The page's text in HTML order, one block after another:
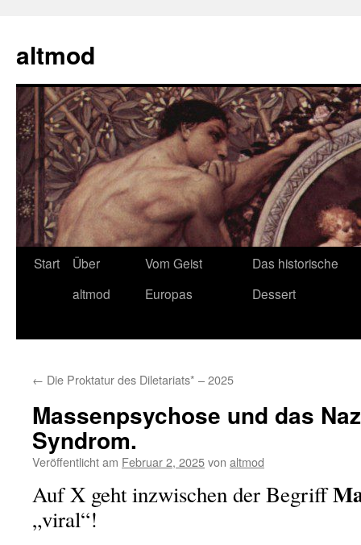
springen
altmod
Start
Über
altmod
Vom Geist
Europas
Das historische
Dessert
← Die Proktatur des Diletariats* – 2025
Massenpsychose und das
Syndrom.
Veröffentlicht am Februar 2, 2025von altmod
Auf X geht inzwischen der Begriff
„viral“!